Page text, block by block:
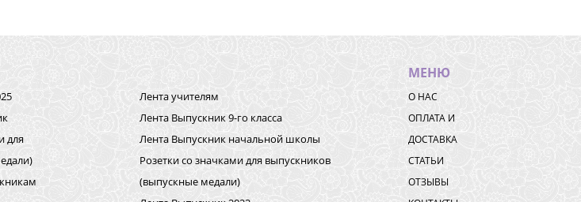
для
Лента учителям
Лента Выпускник 9-го класса
Лента Выпускник начальной школы
Розетки со значками для выпускников
(выпускные медали)
МЕНЮ
О НАС
ОПЛАТА И
ДОСТАВКА
СТАТЬИ
ОТЗЫВЫ